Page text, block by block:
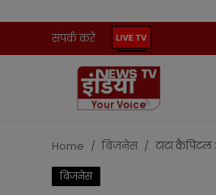
संपर्क करें
ख़ास रपट
संपर्क करें
Home बिजनेस टाटा
बिजनेस